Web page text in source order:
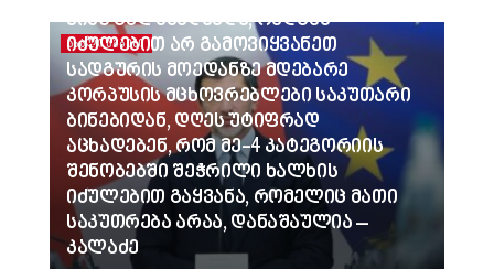
ᲐᲮᲐᲚᲘ ᲐᲛᲑᲔᲑᲘ
ვინც გვლანძღავდა, რადგან
იძულებით არ გამოვიყვანეთ
სადგურის მოედანზე მდებარე
კორპუსის მცხოვრებლები საკუთარი
ბინებიდან, დღეს უტიფრად
აცხადებენ, რომ მე-4 კატეგორიის
შენობებში შეჭრილი ხალხის
იძულებით გაყვანა, რომელიც მათი
საკუთრება არაა, დანაშაულია –
კალაძე